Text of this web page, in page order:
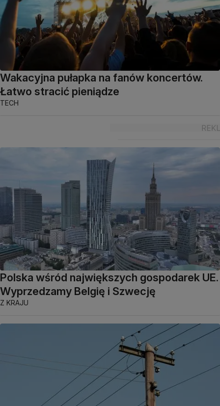
Wakacyjna pułapka na fanów koncertów.
Łatwo stracić pieniądze
TECH
Polska wśród największych gospodarek UE.
Wyprzedzamy Belgię i Szwecję
Z KRAJU